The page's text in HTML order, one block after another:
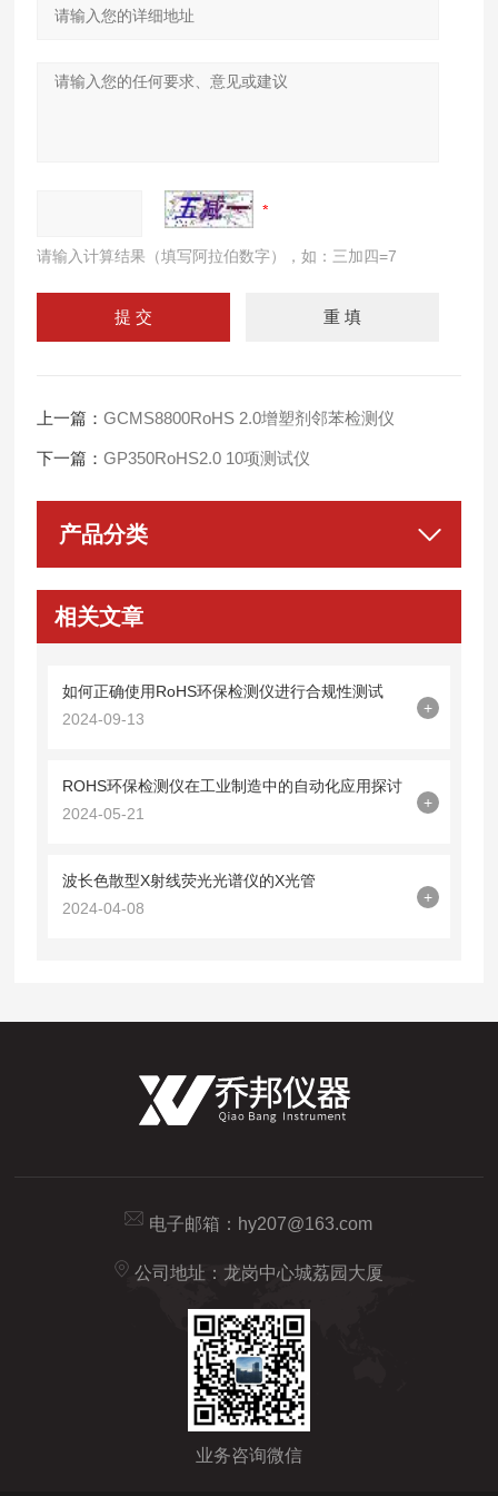
请输入计算结果（填写阿拉伯数字），如：三加四=7
上一篇：GCMS8800RoHS 2.0增塑剂邻苯检测仪
下一篇：GP350RoHS2.0 10项测试仪
产品分类
相关文章
如何正确使用RoHS环保检测仪进行合规性测试
2024-09-13
+
ROHS环保检测仪在工业制造中的自动化应用探讨
2024-05-21
+
波长色散型X射线荧光光谱仪的X光管
2024-04-08
+
电子邮箱： hy207@163.com
公司地址：龙岗中心城荔园大厦
业务咨询微信